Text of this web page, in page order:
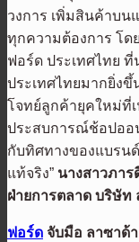
วงการ เพิ่มสินค้าบ
ทุกความต้องการ โด
ฟอร์ด ประเทศไทย
ประเทศไทยมากยิ่ง
โจทย์ลูกค้ายุคใหม่ที่
ประสบการณ์ช้อปออ
กับทิศทางของแบรน
แท้จริง” นางสาวภา
ฝ่ายการตลาด บริษัท
ฟอร์ด จับมือ ลาซาด้า